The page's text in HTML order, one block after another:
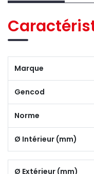
Marque
Gencod
Norme
Ø Intérieur (mm)
Ø Extérieur (mm)